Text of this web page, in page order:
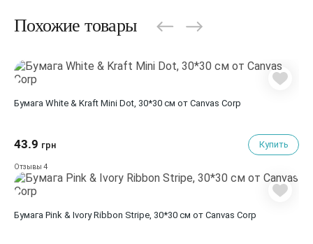
Похожие товары
Бумага White & Kraft Mini Dot, 30*30 см от Canvas Corp
43.9 грн Купить
Отзывы 4
Бумага Pink & Ivory Ribbon Stripe, 30*30 см от Canvas Corp